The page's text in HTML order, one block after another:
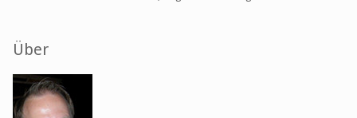
Seitenleiste
Über